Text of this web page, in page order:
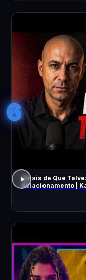
6
Sinais de Que
Relacionamento |